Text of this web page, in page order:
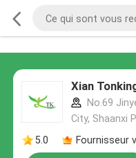
Xian
No.69
City, Shaanxi
5.0
Fournisseur